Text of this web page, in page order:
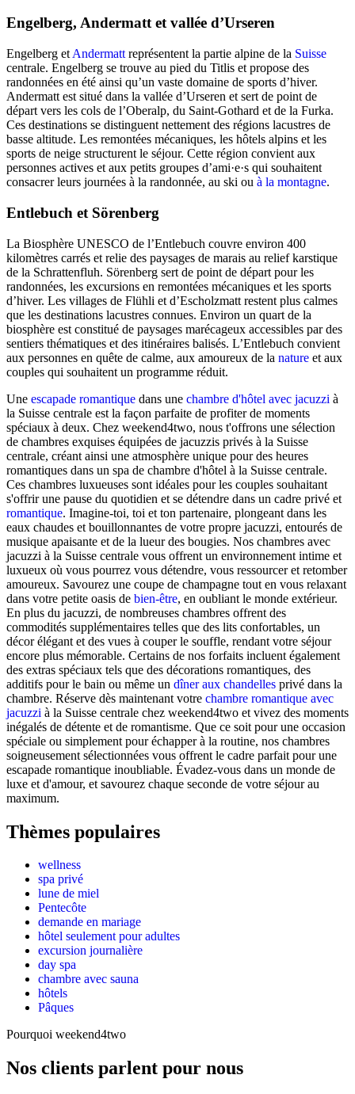
Engelberg, Andermatt et vallée d’Urseren
Engelberg et Andermatt représentent la partie alpine de la Suisse
centrale. Engelberg se trouve au pied du Titlis et propose des
randonnées en été ainsi qu’un vaste domaine de sports d’hiver.
Andermatt est situé dans la vallée d’Urseren et sert de point de
départ vers les cols de l’Oberalp, du Saint-Gothard et de la Furka.
Ces destinations se distinguent nettement des régions lacustres de
basse altitude. Les remontées mécaniques, les hôtels alpins et les
sports de neige structurent le séjour. Cette région convient aux
personnes actives et aux petits groupes d’ami·e·s qui souhaitent
consacrer leurs journées à la randonnée, au ski ou à la montagne.
Entlebuch et Sörenberg
La Biosphère UNESCO de l’Entlebuch couvre environ 400
kilomètres carrés et relie des paysages de marais au relief karstique
de la Schrattenfluh. Sörenberg sert de point de départ pour les
randonnées, les excursions en remontées mécaniques et les sports
d’hiver. Les villages de Flühli et d’Escholzmatt restent plus calmes
que les destinations lacustres connues. Environ un quart de la
biosphère est constitué de paysages marécageux accessibles par des
sentiers thématiques et des itinéraires balisés. L’Entlebuch convient
aux personnes en quête de calme, aux amoureux de la nature et aux
couples qui souhaitent un programme réduit.
Une escapade romantique dans une chambre d'hôtel avec jacuzzi à
la Suisse centrale est la façon parfaite de profiter de moments
spéciaux à deux. Chez weekend4two, nous t'offrons une sélection
de chambres exquises équipées de jacuzzis privés à la Suisse
centrale, créant ainsi une atmosphère unique pour des heures
romantiques dans un spa de chambre d'hôtel à la Suisse centrale.
Ces chambres luxueuses sont idéales pour les couples souhaitant
s'offrir une pause du quotidien et se détendre dans un cadre privé et
romantique. Imagine-toi, toi et ton partenaire, plongeant dans les
eaux chaudes et bouillonnantes de votre propre jacuzzi, entourés de
musique apaisante et de la lueur des bougies. Nos chambres avec
jacuzzi à la Suisse centrale vous offrent un environnement intime et
luxueux où vous pourrez vous détendre, vous ressourcer et retomber
amoureux. Savourez une coupe de champagne tout en vous relaxant
dans votre petite oasis de bien-être, en oubliant le monde extérieur.
En plus du jacuzzi, de nombreuses chambres offrent des
commodités supplémentaires telles que des lits confortables, un
décor élégant et des vues à couper le souffle, rendant votre séjour
encore plus mémorable. Certains de nos forfaits incluent également
des extras spéciaux tels que des décorations romantiques, des
additifs pour le bain ou même un dîner aux chandelles privé dans la
chambre. Réserve dès maintenant votre chambre romantique avec
jacuzzi à la Suisse centrale chez weekend4two et vivez des moments
inégalés de détente et de romantisme. Que ce soit pour une occasion
spéciale ou simplement pour échapper à la routine, nos chambres
soigneusement sélectionnées vous offrent le cadre parfait pour une
escapade romantique inoubliable. Évadez-vous dans un monde de
luxe et d'amour, et savourez chaque seconde de votre séjour au
maximum.
Thèmes populaires
wellness
spa privé
lune de miel
Pentecôte
demande en mariage
hôtel seulement pour adultes
excursion journalière
day spa
chambre avec sauna
hôtels
Pâques
Pourquoi weekend4two
Nos clients parlent pour nous